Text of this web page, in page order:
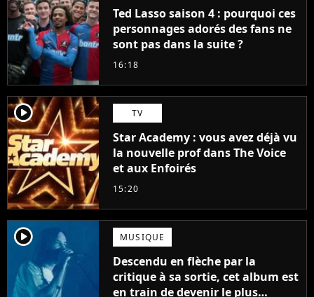
Ted Lasso saison 4 : pourquoi ces
personnages adorés des fans ne
sont pas dans la suite ?
16:18
player2 TV
Star Academy : vous avez déjà vu
la nouvelle prof dans The Voice
et aux Enfoirés
15:20
player2 MUSIQUE
Descendu en flèche par la
critique à sa sortie, cet album est
en train de devenir le plus